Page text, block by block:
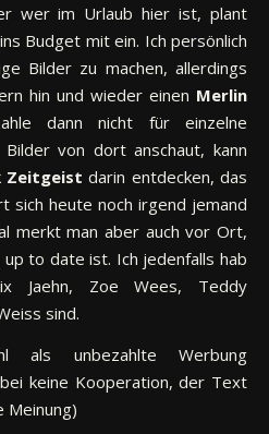
wer im Urlaub hier ist, plant
Budget mit ein. Ich persönlich
Bilder zu machen, allerdings
hin und wieder einen Merlin
dann nicht für einzelne
von dort anschaut, kann
Zeitgeist darin entdecken, das
sich heute noch irgend jemand
merkt man aber auch vor Ort,
to date ist. Ich jedenfalls hab
Jaehn, Zoe Wees, Teddy
sind.
als unbezahlte Werbung
keine Kooperation, der Text
Meinung)